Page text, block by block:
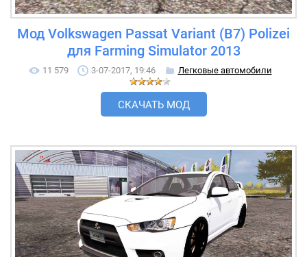
Мод Volkswagen Passat Variant (B7) Polizei
для Farming Simulator 2013
11 579 3-07-2017, 19:46 Легковые автомобили
СКАЧАТЬ МОД